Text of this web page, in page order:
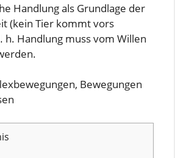
Handlung als Grundlage der
(kein Tier kommt vors
h. Handlung muss vom Willen
Bewegungen